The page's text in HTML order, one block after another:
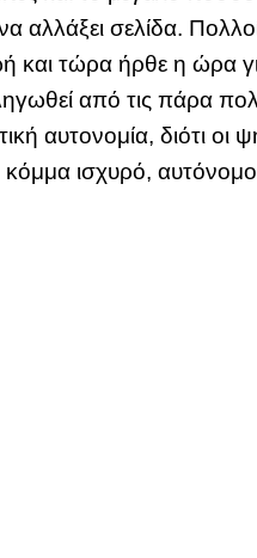
σελίδα.
και τώρα ήρθε η
από τις πάρα
αυτονομία, διότι
ισχυρό,